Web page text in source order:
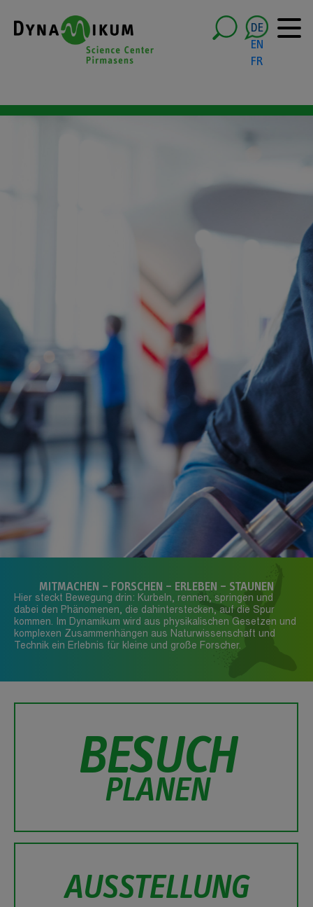
DE
EN
FR
MITMACHEN – FORSCHEN – ERLEBEN – STAUNEN
Hier steckt Bewegung drin: Kurbeln, rennen, springen und
dabei den Phänomenen, die dahinterstecken, auf die Spur
kommen. Im Dynamikum wird aus physikalischen Gesetzen und
komplexen Zusammenhängen aus Naturwissenschaft und
Technik ein Erlebnis für kleine und große Forscher.
BESUCH
PLANEN
AUSSTELLUNG